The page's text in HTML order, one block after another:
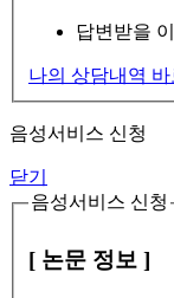
답변받을
나의 상담내역 바
음성서비스 신청
닫기
음성서비스 신청
[ 논문 정보 ]